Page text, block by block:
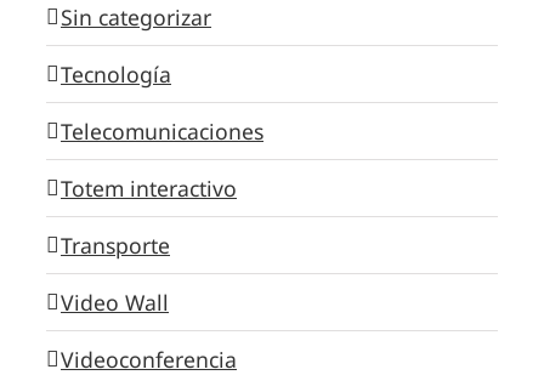
Sin categorizar
Tecnología
Telecomunicaciones
Totem interactivo
Transporte
Video Wall
Videoconferencia